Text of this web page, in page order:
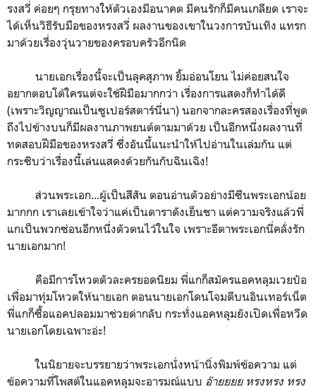
รงสวี่ ค่อยๆ กรุยทางให้ตัวเองมีอนาคต มีคนรักก็มีคนเกลียด เราจะ
ได้เห็นวิธีรับมือของหรงสวี่ ผลงานของเขาในวงการบันเทิง แทรก
มาด้วยเรื่องวุ่นวายของครอบครัวอีกนิด
นายเอกเรื่องนี้จะเป็นลุคสุภาพ ยิ้มอ่อนโยน ไม่ค่อยสนใจ
อยากตอบโต้ใครแต่จะใช้ฝีมือมากกว่า เรื่องการแสดงก็ทำได้ดี
(เพราะวิญญาณเป็นซูเปอร์สตาร์นี่นา) นอกจากละครสองเรื่องที่พูด
ถึงไปข้างบนก็มีผลงานภาพยนต์ตามมาด้วย เป็นอีกหนึ่งผลงานที่
ทดสอบฝีมือของหรงสวี่ ซึ่งอันนี้แนะนำให้ไปอ่านในเล่มกัน แต่
กระซิบว่าเรื่องนี้เล่นแสดงด้วยกันกับฉินเฉิง!
ส่วนพระเอก...ผู้เป็นสีสัน ตอนอ่านตัวอย่างมีซีนพระเอกน้อย
มากกก เราเลยเข้าใจว่าแค่เป็นดาราดังเย็นชา แต่ความจริงแล้วพี่
แกเป็นพวกซ่อนอีกหนึ่งตัวตนไว้ในใจ เพราะอีตาพระเอกนี่คลั่งรัก
นายเอกมาก!
คือมีการโหวตตัวละครยอดนิยม พี่แกก็สมัครแอคหลุมเวยป๋อ
เพื่อมาทุ่มโหวตให้นายเอก ตอนนายเอกโดนโจมตีบนอินเทอร์เน็ต
พี่แกก็ซื้อแอคปลอมมาช่วยด่ากลับ กระทั่งแอคหลุมยังเปิดเพื่อหวีด
นายเอกโดยเฉพาะอ่ะ!
ในนิยายจะบรรยายว่าพระเอกนั่งหน้านิ่งพิมพ์ข้อความ แต่
ข้อความที่โพสต์ในแอคหลุมจะอารมณ์แบบ อ๊ายยยย หรงหรง หรง